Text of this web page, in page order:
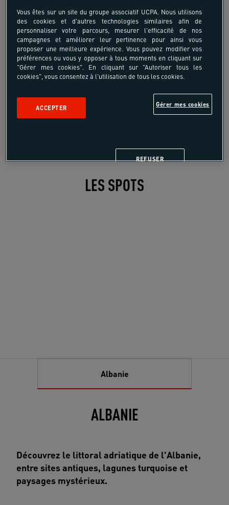
LES SPOTS
Albanie
ALBANIE
Découvrez le littoral adriatique de l'Albanie,
entre sites antiques, lagunes turquoise et
paysages mystérieux.
Vous êtes sur un site du groupe associatif UCPA. Nous utilisons
des cookies et d'autres technologies similaires afin de
personnaliser votre parcours, mesurer l'efficacité de nos
campagnes et améliorer leur pertinence pour ainsi vous
proposer une meilleure expérience. Vous pouvez modifier vos
préférences ou vous y opposer à tous moments en cliquant sur
"Gérer mes cookies". En cliquant sur "Autoriser tous les
cookies", vous consentez à l'utilisation de tous les cookies.
Gérer mes cookies
REFUSER
ACCEPTER